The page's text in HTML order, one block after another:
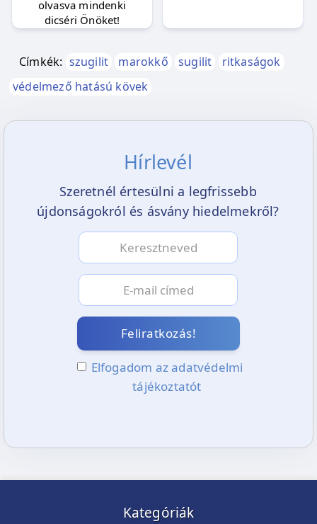
olvasva mindenki
dicséri Önöket!
Címkék: szugilit marokkő sugilit
ritkaságok
védelmező hatású kövek
Hírlevél
Szeretnél értesülni a legfrissebb
újdonságokról és ásvány hiedelmekről?
Feliratkozás!
Elfogadom az adatvédelmi
tájékoztatót
Kategóriák